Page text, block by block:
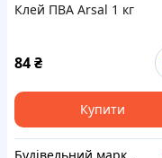
Клей ПВА Arsal 1 кг
84₴
Купити
Будівельний маркет Маяк